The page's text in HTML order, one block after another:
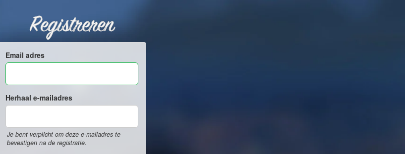
Registreren
Email adres
Herhaal e-mailadres
Je bent verplicht om deze e-mailadres te
bevestigen na de registratie.